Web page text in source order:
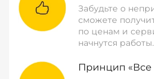
Забудьте о
сможете
по ценам и
начнутся работы.
Принцип «Все